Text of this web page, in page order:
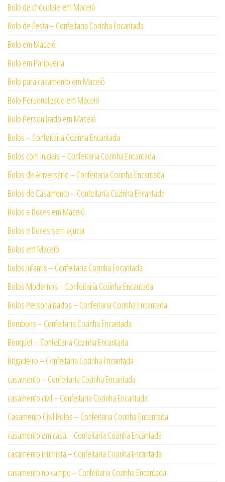
Bolo de chocolate em Maceió
Bolo de Festa – Confeitaria Cozinha Encantada
Bolo em Maceió
Bolo em Paripueira
Bolo para casamento em Maceió
Bolo Personalizado em Maceió
Bolo Personlizado em Maceió
Bolos – Confeitaria Cozinha Encantada
Bolos com Iniciais – Confeitaria Cozinha Encantada
Bolos de Aniversário – Confeitaria Cozinha Encantada
Bolos de Casamento – Confeitaria Cozinha Encantada
Bolos e Doces em Maceió
Bolos e Doces sem açucar
Bolos em Maceió
bolos infantis – Confeitaria Cozinha Encantada
Bolos Modernos – Confeitaria Cozinha Encantada
Bolos Personalizados – Confeitaria Cozinha Encantada
Bombons – Confeitaria Cozinha Encantada
Bouquet – Confeitaria Cozinha Encantada
Brigadeiro – Confeitaria Cozinha Encantada
casamento – Confeitaria Cozinha Encantada
casamento civil – Confeitaria Cozinha Encantada
Casamento Civil Bolos – Confeitaria Cozinha Encantada
casamento em casa – Confeitaria Cozinha Encantada
casamento intimista – Confeitaria Cozinha Encantada
casamento no campo – Confeitaria Cozinha Encantada